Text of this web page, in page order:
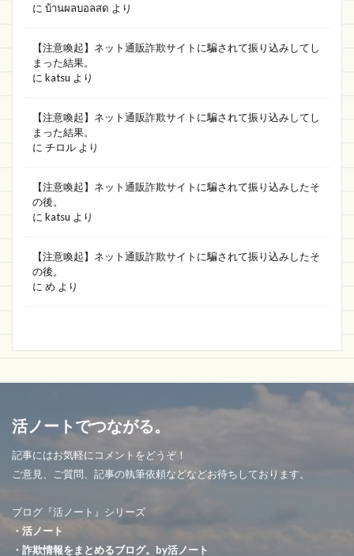
に บ้านผลบอลสด より
【注意喚起】ネット通販詐欺サイトに騙されて振り込みしてし
まった結果。
に katsu より
【注意喚起】ネット通販詐欺サイトに騙されて振り込みしてし
まった結果。
に チロル より
【注意喚起】ネット通販詐欺サイトに騙されて振り込みしたそ
の後。
に katsu より
【注意喚起】ネット通販詐欺サイトに騙されて振り込みしたそ
の後。
に め より
活ノートでつながる。
記事にはお気軽にコメントをどうぞ！
ご意見、ご質問、記事の執筆依頼などなどお待ちしております。
ブログ『活ノート』シリーズ
・活ノート
・詐欺情報をまとめるブログ。by活ノート